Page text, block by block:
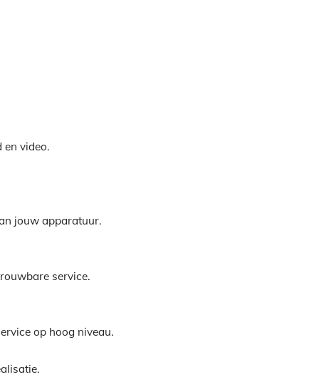
en video.
jouw apparatuur.
service.
op hoog niveau.